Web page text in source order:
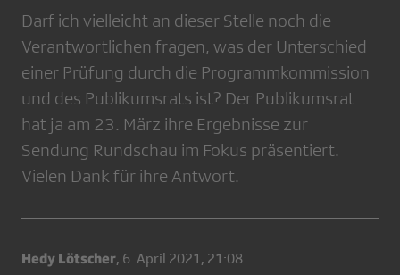
Darf ich vielleicht an dieser Stelle noch die
Verantwortlichen fragen, was der Unterschied
einer Prüfung durch die Programmkommission
und des Publikumsrats ist? Der Publikumsrat
hat ja am 23. März ihre Ergebnisse zur
Sendung Rundschau im Fokus präsentiert.
Vielen Dank für ihre Antwort.
Hedy Lötscher, 6. April 2021, 21:08